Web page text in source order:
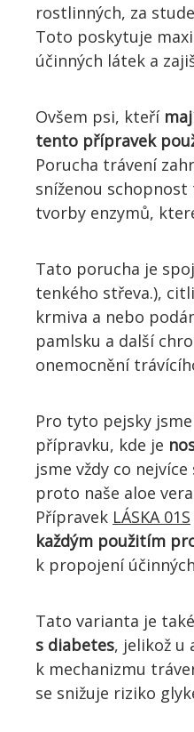
rostlinných, za
Toto poskytuje
účinných látek a
Ovšem psi, kteří
tento přípravek
Porucha trávení
sníženou
tvorby enzymů,
Tato porucha je
tenkého střeva.),
krmiva a nebo
pamlsku a další
onemocnění
Pro tyto pejsky
přípravku, kde je
jsme vždy co
proto naše aloe
Přípravek LÁSKA 01S
každým použitím
k propojení
Tato varianta je také
s diabetes, jelikož u
k mechanizmu
se snižuje riziko